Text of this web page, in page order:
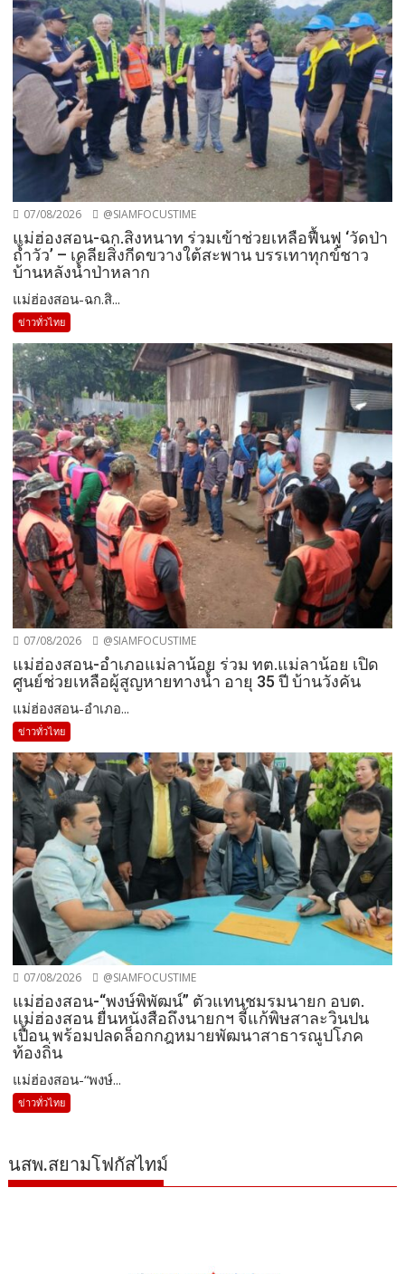
07/08/2026 @SIAMFOCUSTIME
แม่ฮ่องสอน-ฉก.สิงหนาท ร่วมเข้าช่วยเหลือฟื้นฟู ‘วัดป่า
ถ้ำวัว’ – เคลียสิ่งกีดขวางใต้สะพาน บรรเทาทุกข์ชาว
บ้านหลังน้ำป่าหลาก
แม่ฮ่องสอน-ฉก.สิ...
ข่าวทั่วไทย
07/08/2026 @SIAMFOCUSTIME
แม่ฮ่องสอน-อำเภอแม่ลาน้อย ร่วม ทต.แม่ลาน้อย เปิด
ศูนย์ช่วยเหลือผู้สูญหายทางน้ำ อายุ 35 ปี บ้านวังคัน
แม่ฮ่องสอน-อำเภอ...
ข่าวทั่วไทย
07/08/2026 @SIAMFOCUSTIME
แม่ฮ่องสอน-“พงษ์พิพัฒน์” ตัวแทนชมรมนายก อบต.
แม่ฮ่องสอน ยื่นหนังสือถึงนายกฯ จี้แก้พิษสาละวินปน
เปื้อน พร้อมปลดล็อกกฎหมายพัฒนาสาธารณูปโภค
ท้องถิ่น
แม่ฮ่องสอน-“พงษ์...
ข่าวทั่วไทย
นสพ.สยามโฟกัสไทม์